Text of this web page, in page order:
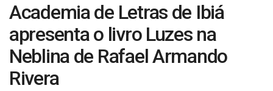
Academia de Letras de Ibiá
apresenta o livro Luzes na
Neblina de Rafael Armando
Rivera